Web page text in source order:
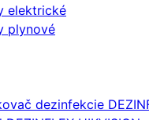
elektrické
plynové
dezinfekcie